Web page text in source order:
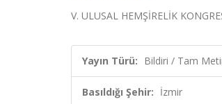
V. ULUSAL HEMŞİRELİK
Yayın Türü: Bildiri / Tam
Basıldığı Şehir: İzmir